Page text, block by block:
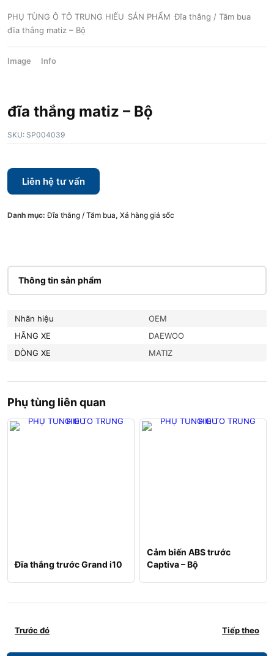
PHỤ TÙNG Ô TÔ TRUNG HIẾU SẢN PHẨM Đĩa thắng / Tăm bua
đĩa thắng matiz – Bộ
Image Info
đĩa thắng matiz – Bộ
SKU: SP004039
Liên hệ tư vấn
Danh mục:Đĩa thắng / Tăm bua, Xả hàng giá sốc
Thông tin sản phẩm
Nhãn hiệu
OEM
HÃNG XE
DAEWOO
DÒNG XE
MATIZ
Phụ tùng liên quan
Đĩa thắng trước Grand i10
Cảm biến ABS trước
Captiva – Bộ
Trước đó Tiếp theo